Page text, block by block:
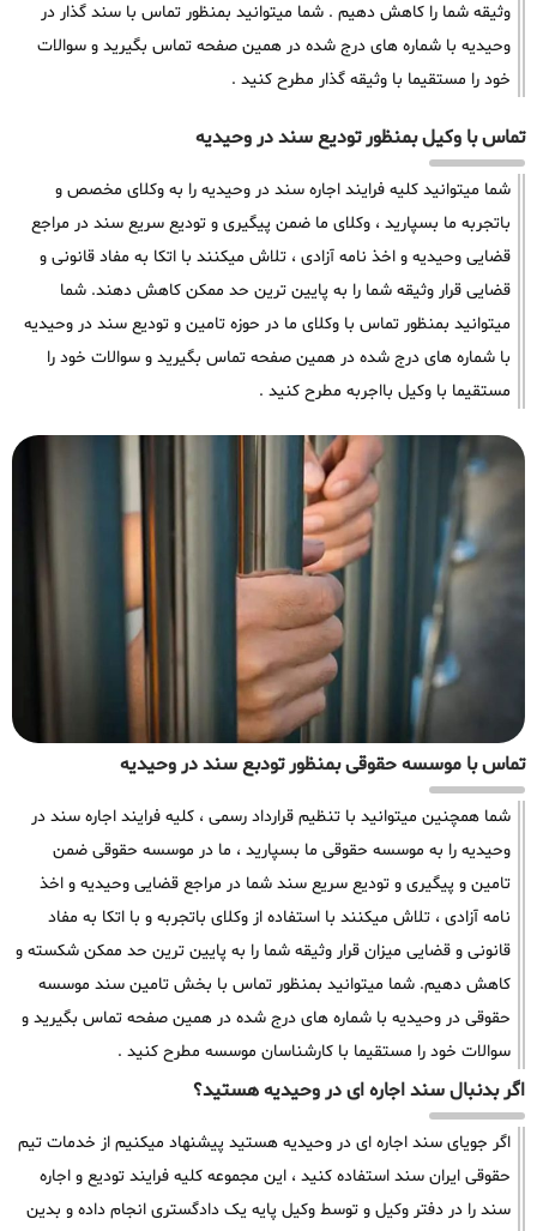
وثیقه شما را کاهش دهیم . شما میتوانید بمنظور تماس با سند گذار در
وحیدیه با شماره های درج شده در همین صفحه تماس بگیرید و سوالات
خود را مستقیما با وثیقه گذار مطرح کنید .
تماس با وکیل بمنظور تودیع سند در وحیدیه
شما میتوانید کلیه فرایند اجاره سند در وحیدیه را به وکلای مخصص و
باتجربه ما بسپارید ، وکلای ما ضمن پیگیری و تودیع سریع سند در مراجع
قضایی وحیدیه و اخذ نامه آزادی ، تلاش میکنند با اتکا به مفاد قانونی و
قضایی قرار وثیقه شما را به پایین ترین حد ممکن کاهش دهند. شما
میتوانید بمنظور تماس با وکلای ما در حوزه تامین و تودیع سند در وحیدیه
با شماره های درج شده در همین صفحه تماس بگیرید و سوالات خود را
مستقیما با وکیل بااجربه مطرح کنید .
تماس با موسسه حقوقی بمنظور تودبع سند در وحیدیه
شما همچنین میتوانید با تنظیم قرارداد رسمی ، کلیه فرایند اجاره سند در
وحیدیه را به موسسه حقوقی ما بسپارید ، ما در موسسه حقوقی ضمن
تامین و پیگیری و تودیع سریع سند شما در مراجع قضایی وحیدیه و اخذ
نامه آزادی ، تلاش میکنند با استفاده از وکلای باتجربه و با اتکا به مفاد
قانونی و قضایی میزان قرار وثیقه شما را به پایین ترین حد ممکن شکسته و
کاهش دهیم. شما میتوانید بمنظور تماس با بخش تامین سند موسسه
حقوقی در وحیدیه با شماره های درج شده در همین صفحه تماس بگیرید و
سوالات خود را مستقیما با کارشناسان موسسه مطرح کنید .
اگر بدنبال سند اجاره ای در وحیدیه هستید؟
اگر جویای سند اجاره ای در وحیدیه هستید پیشنهاد میکنیم از خدمات تیم
حقوقی ایران سند استفاده کنید ، این مجموعه کلیه فرایند تودیع و اجاره
سند را در دفتر وکیل و توسط وکیل پایه یک دادگستری انجام داده و بدین